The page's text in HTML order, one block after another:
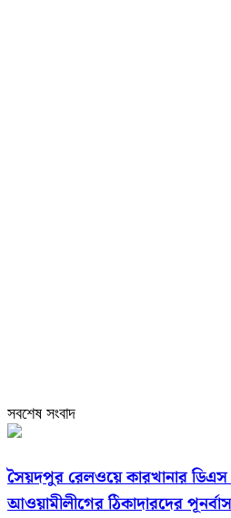
সবশেষ সংবাদ
সৈয়দপুর রেলওয়ে কারখানার ডিএস
আওয়ামীলীগের ঠিকাদারদের